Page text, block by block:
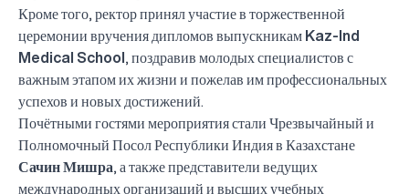
Кроме того, ректор принял участие в торжественной
церемонии вручения дипломов выпускникам Kaz-Ind
Medical School , поздравив молодых специалистов с
важным этапом их жизни и пожелав им профессиональных
успехов и новых достижений.
Почётными гостями мероприятия стали Чрезвычайный и
Полномочный Посол Республики Индия в Казахстане
Сачин Мишра , а также представители ведущих
международных организаций и высших учебных